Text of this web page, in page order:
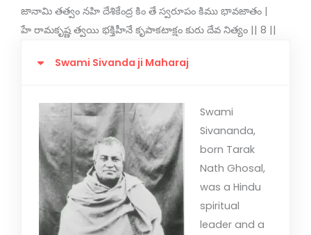
జానామి తత్వం నహి దేశికేంద్ర కిం తే స్వరూపం కిము భావజాతం |
హే రామకృష్ణ త్వయి భక్తిహీనే కృపాకటాక్షం కురు దేవ నిత్యం || 8 ||
Swami Sivanda ji Maharaj
Swami
Sivananda,
born Tarak
Nath Ghosal,
was a Hindu
spiritual
leader and a